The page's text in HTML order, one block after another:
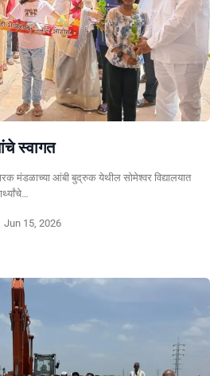
स्वागत
मंडळाच्या आंबी बुद्रुक येथील सोमेश्वर विद्यालयात
Jun 15, 2026